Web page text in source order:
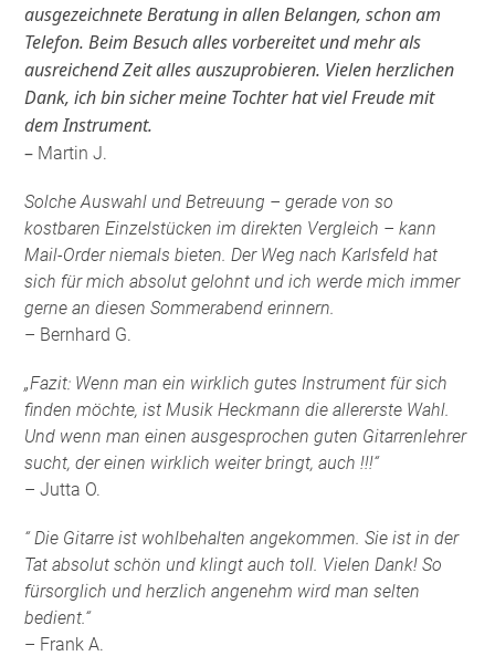
ausgezeichnete Beratung in allen Belangen, schon am
Telefon. Beim Besuch alles vorbereitet und mehr als
ausreichend Zeit alles auszuprobieren. Vielen herzlichen
Dank, ich bin sicher meine Tochter hat viel Freude mit
dem Instrument.
– Martin J.
Solche Auswahl und Betreuung – gerade von so
kostbaren Einzelstücken im direkten Vergleich – kann
Mail-Order niemals bieten. Der Weg nach Karlsfeld hat
sich für mich absolut gelohnt und ich werde mich immer
gerne an diesen Sommerabend erinnern.
– Bernhard G.
„Fazit: Wenn man ein wirklich gutes Instrument für sich
finden möchte, ist Musik Heckmann die allererste Wahl.
Und wenn man einen ausgesprochen guten Gitarrenlehrer
sucht, der einen wirklich weiter bringt, auch !!!“
– Jutta O.
“ Die Gitarre ist wohlbehalten angekommen. Sie ist in der
Tat absolut schön und klingt auch toll. Vielen Dank! So
fürsorglich und herzlich angenehm wird man selten
bedient.“
– Frank A.